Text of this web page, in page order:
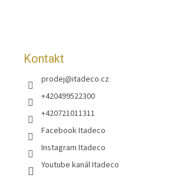
Kontakt
prodej@itadeco.cz
+420499522300
+420721011311
Facebook Itadeco
Instagram Itadeco
Youtube kanál Itadeco